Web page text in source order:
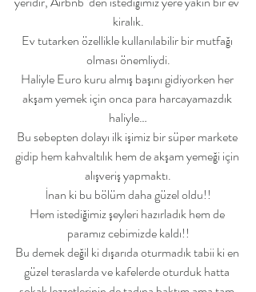
kiralık.
Ev tutarken özellikle kullanılabilir bir mutfağı
olması önemliydi.
Haliyle Euro kuru almış başını gidiyorken her
akşam yemek için onca para harcayamazdık
haliyle…
Bu sebepten dolayı ilk işimiz bir süper markete
gidip hem kahvaltılık hem de akşam yemeği için
alışveriş yapmaktı.
İnan ki bu bölüm daha güzel oldu!!
Hem istediğimiz şeyleri hazırladık hem de
paramız cebimizde kaldı!!
Bu demek değil ki dışarıda oturmadık tabii ki en
güzel teraslarda ve kafelerde oturduk hatta